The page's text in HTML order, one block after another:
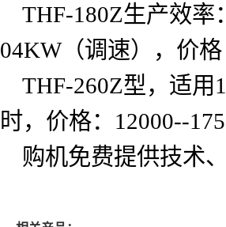
THF-180Z生产效率：
04KW（调速），价格
THF-260Z型，适用
时，价格： 12000--
购机免费提供技术